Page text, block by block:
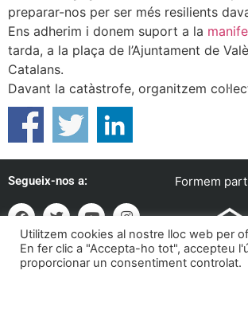
preparar-nos per ser més resilients
Ens adherim i donem suport a la
tarda, a la plaça de l’Ajuntament de
Catalans.
Davant la catàstrofe, organitzem
Segueix-nos a: Formem
Utilitzem cookies al nostre lloc web per
En fer clic a "Accepta-ho tot", accepteu
proporcionar un consentiment controlat.